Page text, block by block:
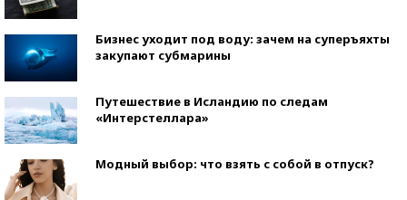
Бизнес уходит под воду: зачем на суперъяхты
закупают субмарины
Путешествие в Исландию по следам
«Интерстеллара»
Модный выбор: что взять с собой в отпуск?